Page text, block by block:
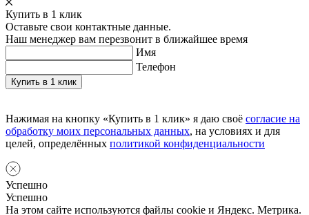
Купить в 1 клик
Оставьте свои контактные данные.
Наш менеджер вам перезвонит в ближайшее время
Имя
Телефон
Нажимая на кнопку «Купить в 1 клик» я даю своё согласие на
обработку моих персональных данных, на условиях и для
целей, определённых политикой конфиденциальности
Успешно
Успешно
На этом сайте используются файлы cookie и Яндекс. Метрика.